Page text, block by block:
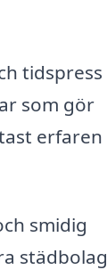
tidspress
som gör
erfaren
smidig
städbolag